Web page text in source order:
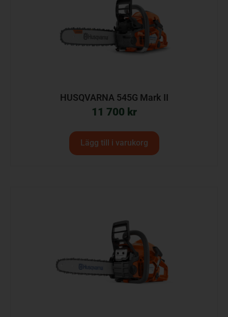
HUSQVARNA 545G Mark II
11 700 kr
Lägg till i varukorg